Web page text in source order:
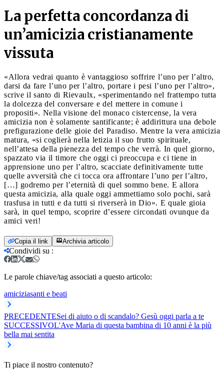
La perfetta concordanza di
un’amicizia cristianamente
vissuta
«Allora vedrai quanto è vantaggioso soffrire l’uno per l’altro,
darsi da fare l’uno per l’altro, portare i pesi l’uno per l’altro»,
scrive il santo di Rievaulx, «sperimentando nel frattempo tutta
la dolcezza del conversare e del mettere in comune i
propositi». Nella visione del monaco cistercense, la vera
amicizia non è solamente santificante; è addirittura una debole
prefigurazione delle gioie del Paradiso. Mentre la vera amicizia
matura, «si coglierà nella letizia il suo frutto spirituale,
nell’attesa della pienezza del tempo che verrà. In quel giorno,
spazzato via il timore che oggi ci preoccupa e ci tiene in
apprensione uno per l’altro, scacciate definitivamente tutte
quelle avversità che ci tocca ora affrontare l’uno per l’altro,
[…] godremo per l’eternità di quel sommo bene. E allora
questa amicizia, alla quale oggi ammettiamo solo pochi, sarà
trasfusa in tutti e da tutti si riverserà in Dio». E quale gioia
sarà, in quel tempo, scoprire d’essere circondati ovunque da
amici veri!
Copia il link Archivia articolo
Condividi su :
Le parole chiave/tag associati a questo articolo:
amiciziasanti e beati
PRECEDENTESei di aiuto o di scandalo? Gesù oggi parla a te
SUCCESSIVOL'Ave Maria di questa bambina di 10 anni è la più
bella mai sentita
Ti piace il nostro contenuto?